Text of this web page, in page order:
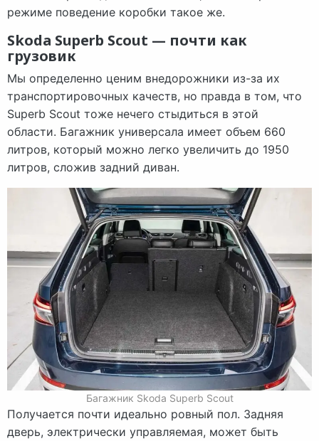
режиме поведение коробки такое же.
Skoda Superb Scout — почти как
грузовик
Мы определенно ценим внедорожники из-за их
транспортировочных качеств, но правда в том, что
Superb Scout тоже нечего стыдиться в этой
области. Багажник универсала имеет объем 660
литров, который можно легко увеличить до 1950
литров, сложив задний диван.
Багажник Skoda Superb Scout
Получается почти идеально ровный пол. Задняя
дверь, электрически управляемая, может быть